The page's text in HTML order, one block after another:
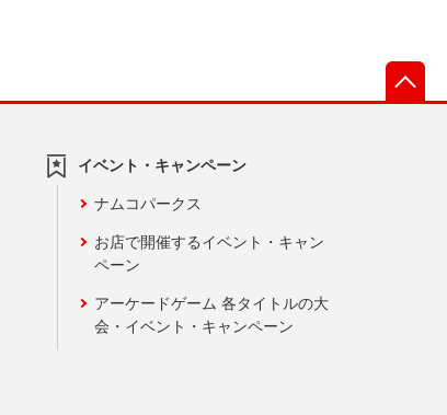
イベント・キャンペーン
ナムコパークス
お店で開催するイベント・キャン
ペーン
アーケードゲーム 各タイトルの大
会・イベント・キャンペーン